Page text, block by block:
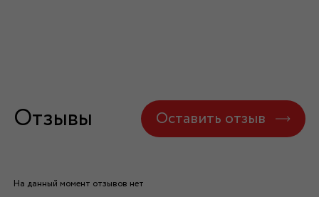
Отзывы Оставить отзыв
На данный момент отзывов нет